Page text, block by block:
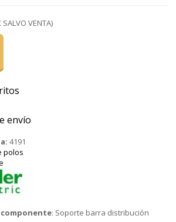
SALVO VENTA)
envío
4191
polos
: Soporte barra distribución